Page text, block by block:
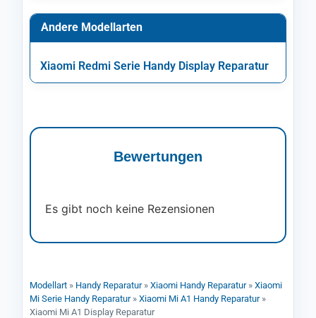
Andere Modellarten
Xiaomi Redmi Serie Handy Display Reparatur
Bewertungen
Es gibt noch keine Rezensionen
Modellart » Handy Reparatur» Xiaomi Handy Reparatur» Xiaomi
Mi Serie Handy Reparatur» Xiaomi Mi A1 Handy Reparatur»
Xiaomi Mi A1 Display Reparatur